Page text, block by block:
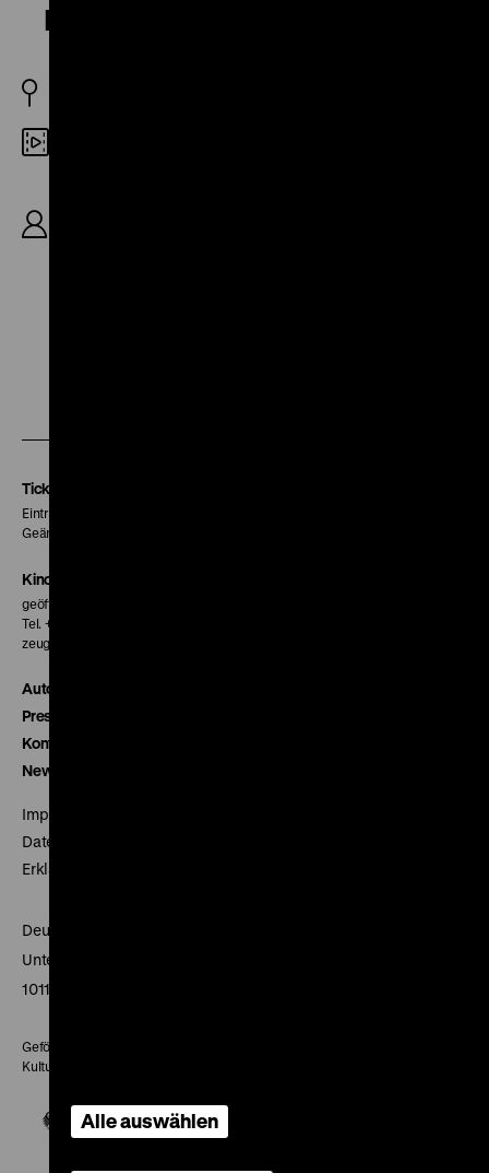
Der unheimliche Mönch
Tickets
Eintritt 5 €
Geänderte Preise sind im Programm vermerkt.
Kinokasse
geöffnet 30 Minuten vor Beginn der ersten Vorstellung
Tel. + 49 30 20304-770
zeughauskino@dhm.de
Autor*innen
Presse
Kontakt
Newsletter
Impressum
Datenschutz
Erklärung digitale Barrierefreiheit
Deutsches Historisches Museum
Unter den Linden 2
10117 Berlin
Gefördert mit Mitteln des Beauftragten der Bundesregierung für
Kultur und Medien
Alle auswählen